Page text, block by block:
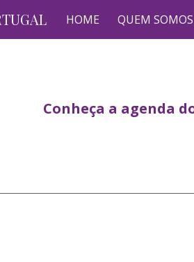
Skip to
HOME QUEM SOMOS
Conheça a agenda